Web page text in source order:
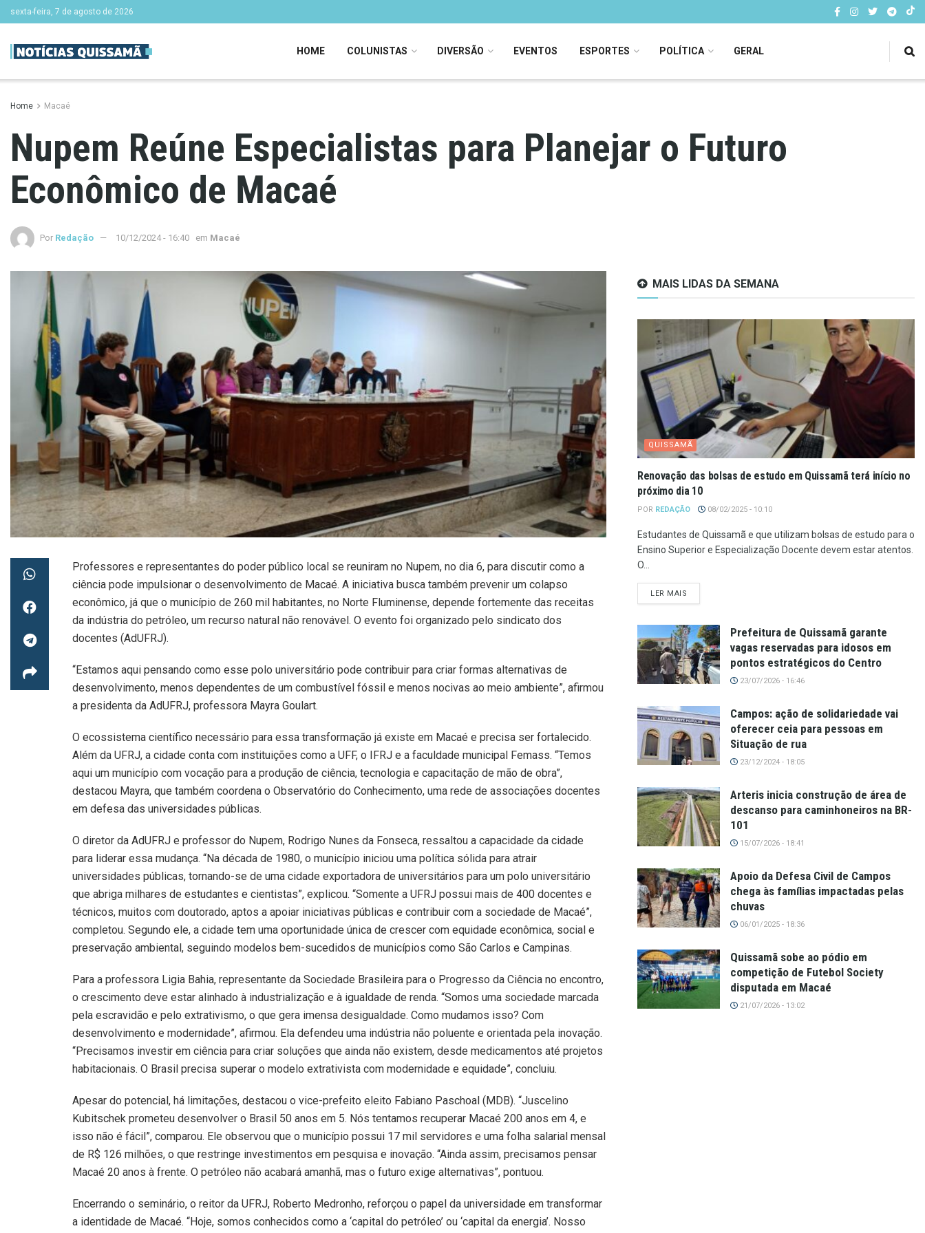
sexta-feira, 7 de agosto de 2026
HOME COLUNISTAS DIVERSÃO EVENTOS ESPORTES POLÍTICA GERAL
Home Macaé
Nupem Reúne Especialistas para Planejar o Futuro
Econômico de Macaé
Por Redação 10/12/2024 - 16:40 em Macaé
Professores e representantes do poder público local se reuniram no Nupem, no dia 6, para discutir como a
ciência pode impulsionar o desenvolvimento de Macaé. A iniciativa busca também prevenir um colapso
econômico, já que o município de 260 mil habitantes, no Norte Fluminense, depende fortemente das receitas
da indústria do petróleo, um recurso natural não renovável. O evento foi organizado pelo sindicato dos
docentes (AdUFRJ).
“Estamos aqui pensando como esse polo universitário pode contribuir para criar formas alternativas de
desenvolvimento, menos dependentes de um combustível fóssil e menos nocivas ao meio ambiente”, afirmou
a presidenta da AdUFRJ, professora Mayra Goulart.
O ecossistema científico necessário para essa transformação já existe em Macaé e precisa ser fortalecido.
Além da UFRJ, a cidade conta com instituições como a UFF, o IFRJ e a faculdade municipal Femass. “Temos
aqui um município com vocação para a produção de ciência, tecnologia e capacitação de mão de obra”,
destacou Mayra, que também coordena o Observatório do Conhecimento, uma rede de associações docentes
em defesa das universidades públicas.
O diretor da AdUFRJ e professor do Nupem, Rodrigo Nunes da Fonseca, ressaltou a capacidade da cidade
para liderar essa mudança. “Na década de 1980, o município iniciou uma política sólida para atrair
universidades públicas, tornando-se de uma cidade exportadora de universitários para um polo universitário
que abriga milhares de estudantes e cientistas”, explicou. “Somente a UFRJ possui mais de 400 docentes e
técnicos, muitos com doutorado, aptos a apoiar iniciativas públicas e contribuir com a sociedade de Macaé”,
completou. Segundo ele, a cidade tem uma oportunidade única de crescer com equidade econômica, social e
preservação ambiental, seguindo modelos bem-sucedidos de municípios como São Carlos e Campinas.
Para a professora Ligia Bahia, representante da Sociedade Brasileira para o Progresso da Ciência no encontro,
o crescimento deve estar alinhado à industrialização e à igualdade de renda. “Somos uma sociedade marcada
pela escravidão e pelo extrativismo, o que gera imensa desigualdade. Como mudamos isso? Com
desenvolvimento e modernidade”, afirmou. Ela defendeu uma indústria não poluente e orientada pela inovação.
“Precisamos investir em ciência para criar soluções que ainda não existem, desde medicamentos até projetos
habitacionais. O Brasil precisa superar o modelo extrativista com modernidade e equidade”, concluiu.
Apesar do potencial, há limitações, destacou o vice-prefeito eleito Fabiano Paschoal (MDB). “Juscelino
Kubitschek prometeu desenvolver o Brasil 50 anos em 5. Nós tentamos recuperar Macaé 200 anos em 4, e
isso não é fácil”, comparou. Ele observou que o município possui 17 mil servidores e uma folha salarial mensal
de R$ 126 milhões, o que restringe investimentos em pesquisa e inovação. “Ainda assim, precisamos pensar
Macaé 20 anos à frente. O petróleo não acabará amanhã, mas o futuro exige alternativas”, pontuou.
Encerrando o seminário, o reitor da UFRJ, Roberto Medronho, reforçou o papel da universidade em transformar
a identidade de Macaé. “Hoje, somos conhecidos como a ‘capital do petróleo’ ou ‘capital da energia’. Nosso
MAIS LIDAS DA SEMANA
QUISSAMÃ
Renovação das bolsas de estudo em Quissamã terá início no
próximo dia 10
POR REDAÇÃO 08/02/2025 - 10:10
Estudantes de Quissamã e que utilizam bolsas de estudo para o
Ensino Superior e Especialização Docente devem estar atentos.
O...
LER MAIS
Prefeitura de Quissamã garante
vagas reservadas para idosos em
pontos estratégicos do Centro
23/07/2026 - 16:46
Campos: ação de solidariedade vai
oferecer ceia para pessoas em
Situação de rua
23/12/2024 - 18:05
Arteris inicia construção de área de
descanso para caminhoneiros na BR-
101
15/07/2026 - 18:41
Apoio da Defesa Civil de Campos
chega às famílias impactadas pelas
chuvas
06/01/2025 - 18:36
Quissamã sobe ao pódio em
competição de Futebol Society
disputada em Macaé
21/07/2026 - 13:02